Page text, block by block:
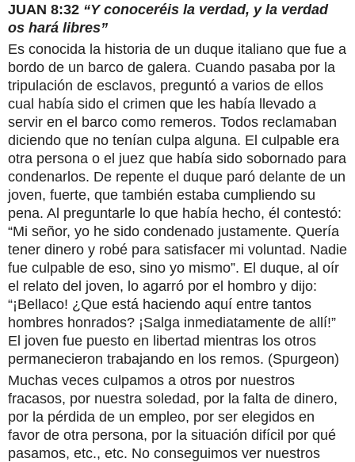
JUAN 8:32 “Y conoceréis la verdad, y la verdad
os hará libres”
Es conocida la historia de un duque italiano que fue a
bordo de un barco de galera. Cuando pasaba por la
tripulación de esclavos, preguntó a varios de ellos
cual había sido el crimen que les había llevado a
servir en el barco como remeros. Todos reclamaban
diciendo que no tenían culpa alguna. El culpable era
otra persona o el juez que había sido sobornado para
condenarlos. De repente el duque paró delante de un
joven, fuerte, que también estaba cumpliendo su
pena. Al preguntarle lo que había hecho, él contestó:
“Mi señor, yo he sido condenado justamente. Quería
tener dinero y robé para satisfacer mi voluntad. Nadie
fue culpable de eso, sino yo mismo”. El duque, al oír
el relato del joven, lo agarró por el hombro y dijo:
“¡Bellaco! ¿Que está haciendo aquí entre tantos
hombres honrados? ¡Salga inmediatamente de allí!”
El joven fue puesto en libertad mientras los otros
permanecieron trabajando en los remos. (Spurgeon)
Muchas veces culpamos a otros por nuestros
fracasos, por nuestra soledad, por la falta de dinero,
por la pérdida de un empleo, por ser elegidos en
favor de otra persona, por la situación difícil por qué
pasamos, etc., etc. No conseguimos ver nuestros